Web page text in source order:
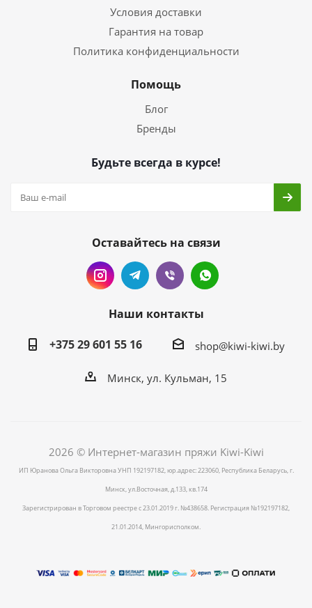
Условия доставки
Гарантия на товар
Политика конфиденциальности
Помощь
Блог
Бренды
Будьте всегда в курсе!
Оставайтесь на связи
Наши контакты
+375 29 601 55 16
shop@kiwi-kiwi.by
Минск, ул. Кульман, 15
2026 © Интернет-магазин пряжи Kiwi-Kiwi
ИП Юранова Ольга Викторовна УНП 192197182, юр.адрес: 223060, Республика Беларусь, г.
Минск, ул.Восточная, д.133, кв.174
Зарегистрирован в Торговом реестре с 23.01.2019 г. №438658. Регистрация №192197182,
21.01.2014, Мингорисполком.